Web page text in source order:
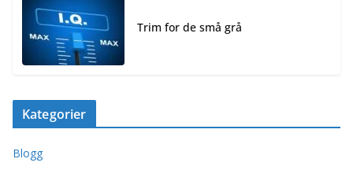
Trim for de små grå
Kategorier
Blogg